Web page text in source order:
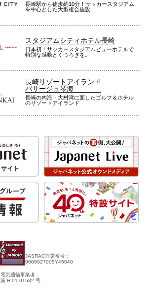
長崎駅から徒歩約10分！サッカースタジアム
を中心とした大型複合施設
スタジアムシティホテル長崎
日本初！サッカースタジアムビューホテルで
特別な感動とくつろぎを。
長崎リゾートアイランド
パサージュ琴海
長崎の内海・大村湾に面したゴルフ＆ホテル
のリゾートアイランド
JASRAC許諾番号：
9009927005Y45040
電気通信事業者：
第 H-01-01582 号